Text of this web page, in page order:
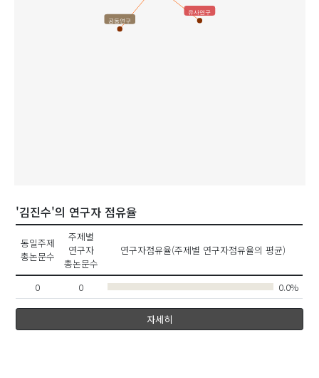
공동연구
유사연구
'김진수'의 연구자 점유율
동일주제
총논문수
주제별
연구자
총논문수
연구자점유율(주제별 연구자점유율의 평균)
0 0 0.0%
자세히